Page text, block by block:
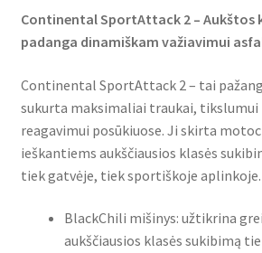
Continental SportAttack 2 – Aukštos
padanga dinamiškam važiavimui
Continental SportAttack 2 – tai
sukurta maksimaliai traukai,
reagavimui posūkiuose. Ji skirta
ieškantiems aukščiausios klasės
tiek gatvėje, tiek sportiškoje aplinkoje.
BlackChili mišinys: užtikrina
aukščiausios klasės sukibimą